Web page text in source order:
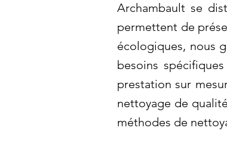
Archambault se
permettent de
écologiques, nous
besoins
prestation sur
nettoyage de
méthodes de